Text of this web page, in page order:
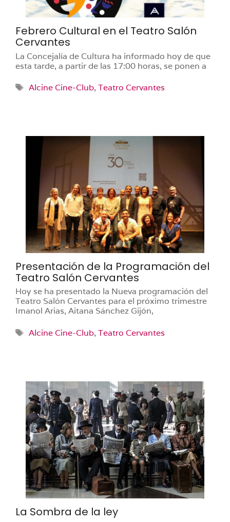
Febrero Cultural en el Teatro Salón
Cervantes
La Concejalía de Cultura ha informado hoy de que
esta tarde, a partir de las 17:00 horas, se ponen a
Etiquetas
Alcine Cine-Club, Teatro Cervantes
Presentación de la Programación del
Teatro Salón Cervantes
Hoy se ha presentado la Nueva programación del
Teatro Salón Cervantes para el próximo trimestre
Imanol Arias, Aitana Sánchez Gijón,
Etiquetas
Alcine Cine-Club, Teatro Cervantes
La Sombra de la ley